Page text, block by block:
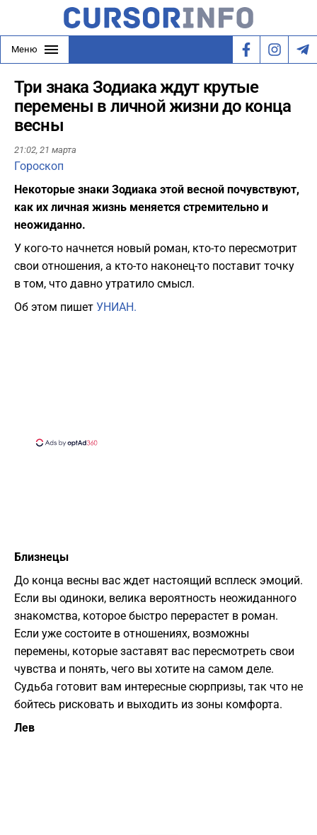
Меню
Три знака Зодиака ждут крутые
перемены в личной жизни до конца
весны
21:02, 21 марта
Гороскоп
Некоторые знаки Зодиака этой весной почувствуют,
как их личная жизнь меняется стремительно и
неожиданно.
У кого-то начнется новый роман, кто-то пересмотрит
свои отношения, а кто-то наконец-то поставит точку
в том, что давно утратило смысл.
Об этом пишет УНИАН.
Близнецы
До конца весны вас ждет настоящий всплеск эмоций.
Если вы одиноки, велика вероятность неожиданного
знакомства, которое быстро перерастет в роман.
Если уже состоите в отношениях, возможны
перемены, которые заставят вас пересмотреть свои
чувства и понять, чего вы хотите на самом деле.
Судьба готовит вам интересные сюрпризы, так что не
бойтесь рисковать и выходить из зоны комфорта.
Лев